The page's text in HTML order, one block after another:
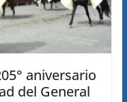
aniversario
del General